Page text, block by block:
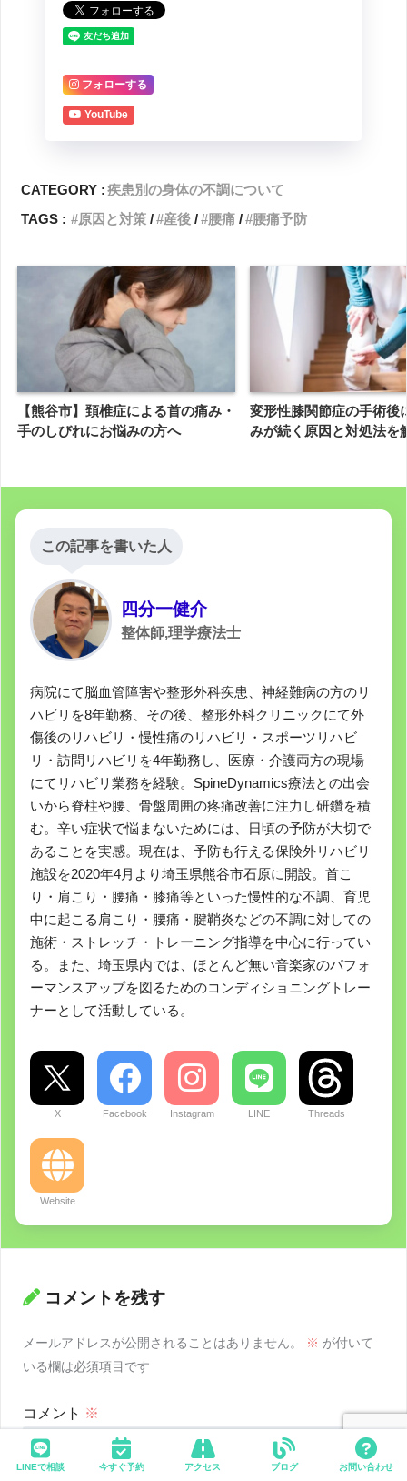
フォローする
YouTube
CATEGORY :疾患別の身体の不調について
TAGS :
原因と対策 産後 腰痛 腰痛予防
【熊谷市】頚椎症による首の痛み・
手のしびれにお悩みの方へ
変形性膝関節症の手術後
みが続く原因と対処法を
この記事を書いた人
四分一健介
整体師,理学療法士
病院にて脳血管障害や整形外科疾患、神経難病の方のリ
ハビリを8年勤務、その後、整形外科クリニックにて外
傷後のリハビリ・慢性痛のリハビリ・スポーツリハビ
リ・訪問リハビリを4年勤務し、医療・介護両方の現場
にてリハビリ業務を経験。SpineDynamics療法との出会
いから脊柱や腰、骨盤周囲の疼痛改善に注力し研鑽を積
む。辛い症状で悩まないためには、日頃の予防が大切で
あることを実感。現在は、予防も行える保険外リハビリ
施設を2020年4月より埼玉県熊谷市石原に開設。首こ
り・肩こり・腰痛・膝痛等といった慢性的な不調、育児
中に起こる肩こり・腰痛・腱鞘炎などの不調に対しての
施術・ストレッチ・トレーニング指導を中心に行ってい
る。また、埼玉県内では、ほとんど無い音楽家のパフォ
ーマンスアップを図るためのコンディショニングトレー
ナーとして活動している。
X Facebook Instagram LINE Threads
Website
コメントを残す
メールアドレスが公開されることはありません。 ※ が付いて
いる欄は必須項目です
コメント ※
LINEで相談 今すぐ予約 アクセス ブログ お問い合わせ